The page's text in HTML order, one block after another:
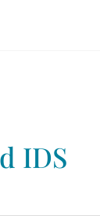
IDS